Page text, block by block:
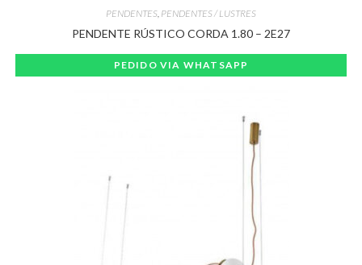
PENDENTES PENDENTES / LUSTRES
PENDENTE RÚSTICO CORDA 1.80 – 2E27
PEDIDO VIA WHATSAPP